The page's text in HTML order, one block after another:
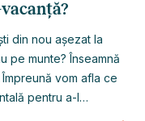
din nou așezat la
pe munte? Înseamnă
vom afla ce
pentru a-l